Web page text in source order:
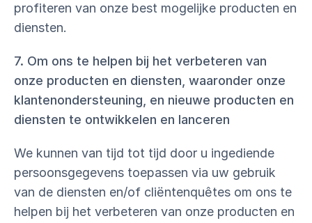
profiteren van onze best mogelijke producten en
diensten.
7. Om ons te helpen bij het verbeteren van
onze producten en diensten, waaronder onze
klantenondersteuning, en nieuwe producten en
diensten te ontwikkelen en lanceren
We kunnen van tijd tot tijd door u ingediende
persoonsgegevens toepassen via uw gebruik
van de diensten en/of cliëntenquêtes om ons te
helpen bij het verbeteren van onze producten en